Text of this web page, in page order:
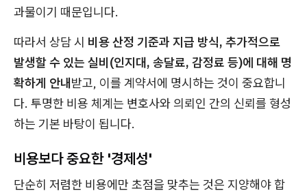
과물이기 때문입니다.
따라서 상담 시 비용 산정 기준과 지급 방식, 추가적으로
발생할 수 있는 실비(인지대, 송달료, 감정료 등)에 대해 명
확하게 안내받고, 이를 계약서에 명시하는 것이 중요합니
다. 투명한 비용 체계는 변호사와 의뢰인 간의 신뢰를 형성
하는 기본 바탕이 됩니다.
비용보다 중요한 '경제성'
단순히 저렴한 비용에만 초점을 맞추는 것은 지양해야 합